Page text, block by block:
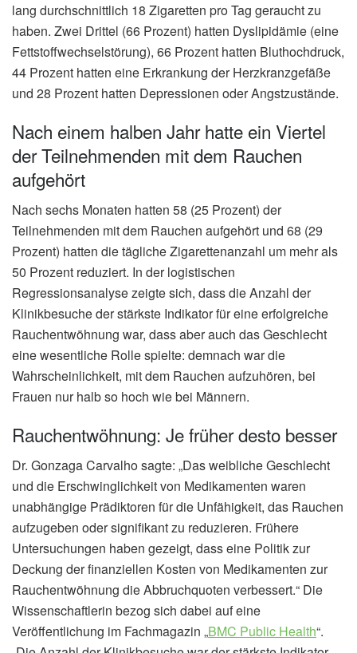
lang durchschnittlich 18 Zigaretten pro Tag geraucht zu
haben. Zwei Drittel (66 Prozent) hatten Dyslipidämie (eine
Fettstoffwechselstörung), 66 Prozent hatten Bluthochdruck,
44 Prozent hatten eine Erkrankung der Herzkranzgefäße
und 28 Prozent hatten Depressionen oder Angstzustände.
Nach einem halben Jahr hatte ein Viertel
der Teilnehmenden mit dem Rauchen
aufgehört
Nach sechs Monaten hatten 58 (25 Prozent) der
Teilnehmenden mit dem Rauchen aufgehört und 68 (29
Prozent) hatten die tägliche Zigarettenanzahl um mehr als
50 Prozent reduziert. In der logistischen
Regressionsanalyse zeigte sich, dass die Anzahl der
Klinikbesuche der stärkste Indikator für eine erfolgreiche
Rauchentwöhnung war, dass aber auch das Geschlecht
eine wesentliche Rolle spielte: demnach war die
Wahrscheinlichkeit, mit dem Rauchen aufzuhören, bei
Frauen nur halb so hoch wie bei Männern.
Rauchentwöhnung: Je früher desto besser
Dr. Gonzaga Carvalho sagte: „Das weibliche Geschlecht
und die Erschwinglichkeit von Medikamenten waren
unabhängige Prädiktoren für die Unfähigkeit, das Rauchen
aufzugeben oder signifikant zu reduzieren. Frühere
Untersuchungen haben gezeigt, dass eine Politik zur
Deckung der finanziellen Kosten von Medikamenten zur
Rauchentwöhnung die Abbruchquoten verbessert.“ Die
Wissenschaftlerin bezog sich dabei auf eine
Veröffentlichung im Fachmagazin „BMC Public Health“.